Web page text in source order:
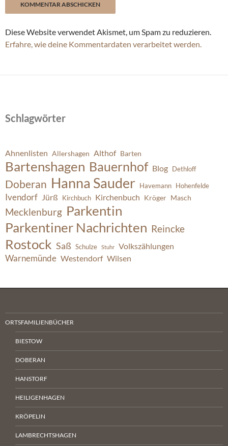
Diese Website verwendet Akismet, um Spam zu reduzieren.
Erfahre, wie deine Kommentardaten verarbeitet werden.
Schlagwörter
Ahnenlisten Allershagen Althof Barten
Bartenshagen Bauernhof Blog Dethloff
Doberan Hanna Sauder Havemann Hohenfelde
Ivendorf Jürß Kirchbuch Kirchenbuch Kröger Masch
Mecklenburg Parkentin
Parkentiner Nachrichten Reincke
Rostock Saß Schulze Stuhr Volkszählungen
Warnemünde Westendorf Wilsen
ORTSFAMILIENBÜCHER
BIESTOW
DOBERAN
HANSTORF
HEILIGENHAGEN
KRÖPELIN
LAMBRECHTSHAGEN